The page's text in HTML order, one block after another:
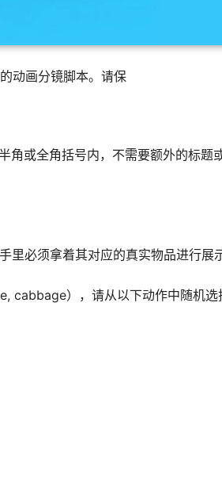
动画分镜脚本。请保
角或全角括号内，不需要额外的标题
必须拿着其对应的真实物品进行展示
cabbage），请从以下动作中随机选